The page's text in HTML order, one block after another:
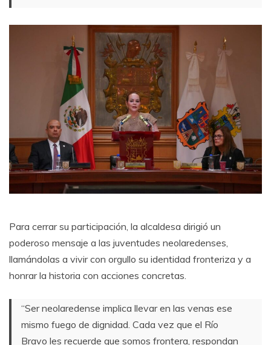
Para cerrar su participación, la alcaldesa dirigió un
poderoso mensaje a las juventudes neolaredenses,
llamándolas a vivir con orgullo su identidad fronteriza y a
honrar la historia con acciones concretas.
“Ser neolaredense implica llevar en las venas ese
mismo fuego de dignidad. Cada vez que el Río
Bravo les recuerde que somos frontera, respondan